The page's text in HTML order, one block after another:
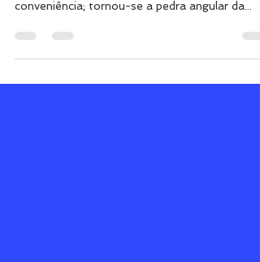
No mundo acelerado em que vivemos, a
conveniência; tornou-se a pedra angular da...